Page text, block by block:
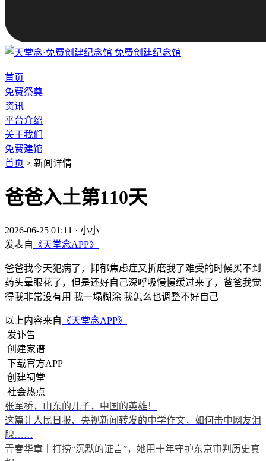
免费创建纪念馆
首页
免费祭奠
资讯
平台介绍
关于我们
免费建馆
首页 > 新闻详情
爸爸入土第110天
2026-06-25 01:11 · 小小
发表自 《天堂念APP》
爸爸我今天犯病了，抑郁焦虑症又折磨我了难受的时候买不到
药头晕眼花了，但是还好自己深呼吸慢慢缓过来了，爸爸我觉
得我非常没有用 我一塌糊涂 我怎么也调整不好自己
以上内容来自 《天堂念APP》
发讣告
创建家谱
下载官方APP
创建祠堂
社会热点
张军桥，山东的儿子，中国的英雄！
这篇让人民日报、央视新闻转发的中学作文，如何击中网友泪
腺……
青春华章丨打捞“沉默的证言”，她用十年守护东京审判历史真